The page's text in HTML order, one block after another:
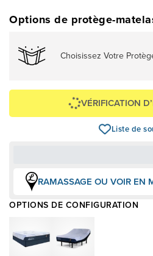
Options de protège-
Choisissez Votre
VÉRIFICATION
Liste de
RAMASSAGE OU VOIR EN
OPTIONS DE CONFIGURATION